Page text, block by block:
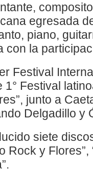
egresada
piano,
con la
Festival
1° Festival
junto a
Delgadillo y
siete
Rock y